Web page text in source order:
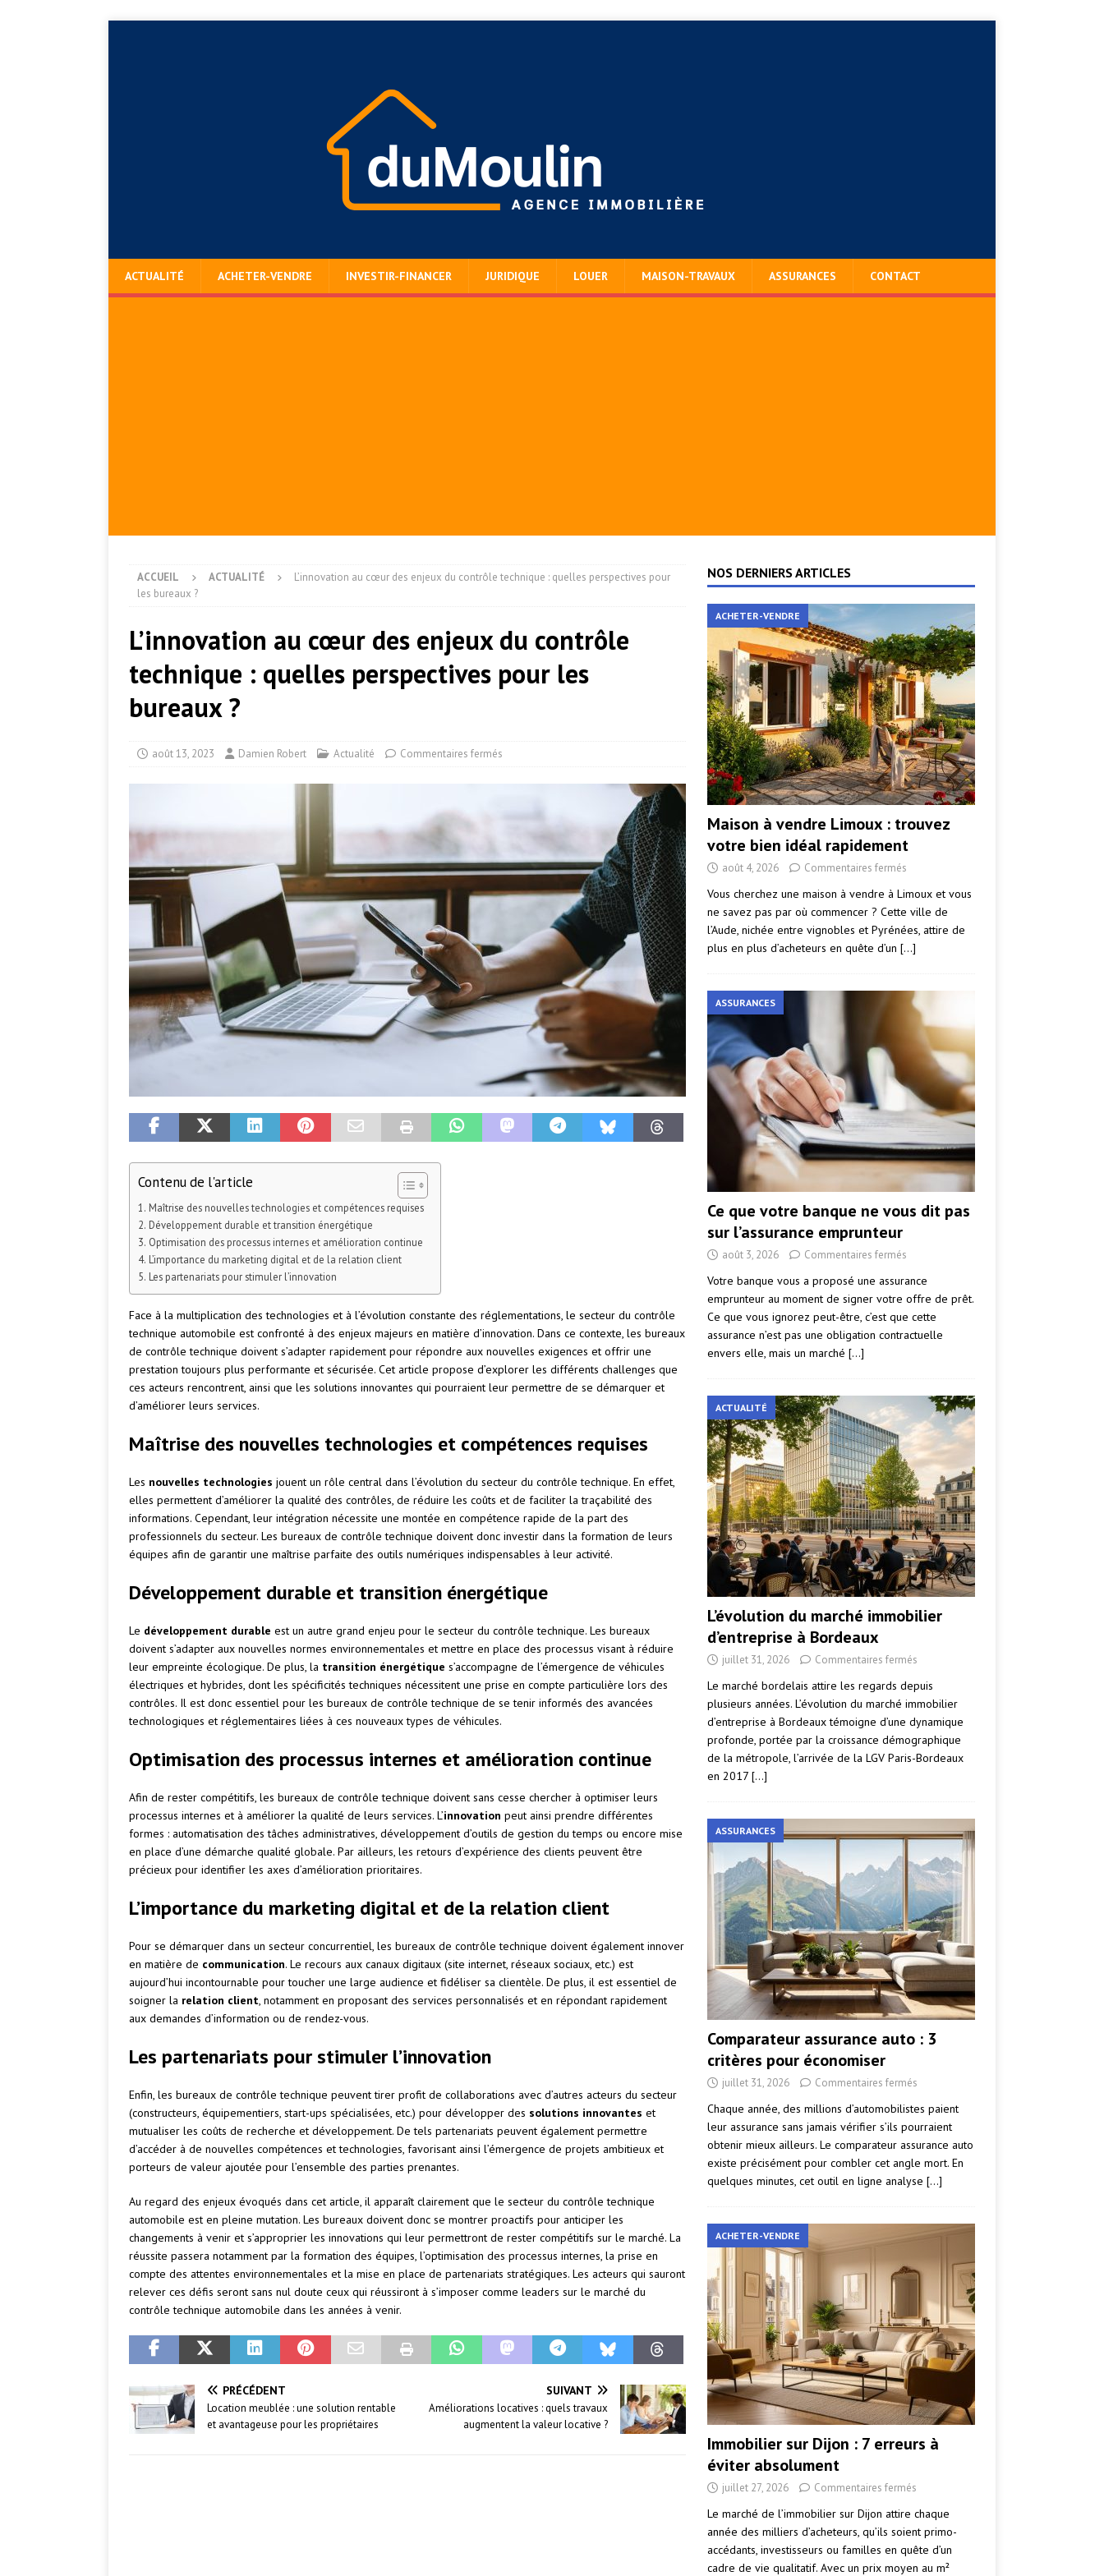
ACTUALITÉ ACHETER-VENDRE INVESTIR-FINANCER JURIDIQUE LOUER MAISON-TRAVAUX ASSURANCES CONTACT
ACCUEIL ACTUALITÉ
L’innovation au cœur des enjeux du contrôle technique : quelles perspectives pour
les bureaux ?
L’innovation au cœur des enjeux du contrôle
technique : quelles perspectives pour les
bureaux ?
août 13, 2023 Damien Robert Actualité Commentaires fermés
Contenu de l'article
Maîtrise des nouvelles technologies et compétences requises
Développement durable et transition énergétique
Optimisation des processus internes et amélioration continue
L’importance du marketing digital et de la relation client
Les partenariats pour stimuler l’innovation
Face à la multiplication des technologies et à l’évolution constante des réglementations, le secteur du contrôle
technique automobile est confronté à des enjeux majeurs en matière d’innovation. Dans ce contexte, les bureaux
de contrôle technique doivent s’adapter rapidement pour répondre aux nouvelles exigences et offrir une
prestation toujours plus performante et sécurisée. Cet article propose d’explorer les différents challenges que
ces acteurs rencontrent, ainsi que les solutions innovantes qui pourraient leur permettre de se démarquer et
d’améliorer leurs services.
Maîtrise des nouvelles technologies et compétences requises
Les nouvelles technologies jouent un rôle central dans l’évolution du secteur du contrôle technique. En effet,
elles permettent d’améliorer la qualité des contrôles, de réduire les coûts et de faciliter la traçabilité des
informations. Cependant, leur intégration nécessite une montée en compétence rapide de la part des
professionnels du secteur. Les bureaux de contrôle technique doivent donc investir dans la formation de leurs
équipes afin de garantir une maîtrise parfaite des outils numériques indispensables à leur activité.
Développement durable et transition énergétique
Le développement durable est un autre grand enjeu pour le secteur du contrôle technique. Les bureaux
doivent s’adapter aux nouvelles normes environnementales et mettre en place des processus visant à réduire
leur empreinte écologique. De plus, la transition énergétique s’accompagne de l’émergence de véhicules
électriques et hybrides, dont les spécificités techniques nécessitent une prise en compte particulière lors des
contrôles. Il est donc essentiel pour les bureaux de contrôle technique de se tenir informés des avancées
technologiques et réglementaires liées à ces nouveaux types de véhicules.
Optimisation des processus internes et amélioration continue
Afin de rester compétitifs, les bureaux de contrôle technique doivent sans cesse chercher à optimiser leurs
processus internes et à améliorer la qualité de leurs services. L’innovation peut ainsi prendre différentes
formes : automatisation des tâches administratives, développement d’outils de gestion du temps ou encore mise
en place d’une démarche qualité globale. Par ailleurs, les retours d’expérience des clients peuvent être
précieux pour identifier les axes d’amélioration prioritaires.
L’importance du marketing digital et de la relation client
Pour se démarquer dans un secteur concurrentiel, les bureaux de contrôle technique doivent également innover
en matière de communication. Le recours aux canaux digitaux (site internet, réseaux sociaux, etc.) est
aujourd’hui incontournable pour toucher une large audience et fidéliser sa clientèle. De plus, il est essentiel de
soigner la relation client, notamment en proposant des services personnalisés et en répondant rapidement
aux demandes d’information ou de rendez-vous.
Les partenariats pour stimuler l’innovation
Enfin, les bureaux de contrôle technique peuvent tirer profit de collaborations avec d’autres acteurs du secteur
(constructeurs, équipementiers, start-ups spécialisées, etc.) pour développer des solutions innovantes et
mutualiser les coûts de recherche et développement. De tels partenariats peuvent également permettre
d’accéder à de nouvelles compétences et technologies, favorisant ainsi l’émergence de projets ambitieux et
porteurs de valeur ajoutée pour l’ensemble des parties prenantes.
Au regard des enjeux évoqués dans cet article, il apparaît clairement que le secteur du contrôle technique
automobile est en pleine mutation. Les bureaux doivent donc se montrer proactifs pour anticiper les
changements à venir et s’approprier les innovations qui leur permettront de rester compétitifs sur le marché. La
réussite passera notamment par la formation des équipes, l’optimisation des processus internes, la prise en
compte des attentes environnementales et la mise en place de partenariats stratégiques. Les acteurs qui sauront
relever ces défis seront sans nul doute ceux qui réussiront à s’imposer comme leaders sur le marché du
contrôle technique automobile dans les années à venir.
PRÉCÉDENT
Location meublée : une solution rentable
et avantageuse pour les propriétaires
SUIVANT
Améliorations locatives : quels travaux
augmentent la valeur locative ?
NOS DERNIERS ARTICLES
ACHETER-VENDRE
Maison à vendre Limoux : trouvez
votre bien idéal rapidement
août 4, 2026 Commentaires fermés
Vous cherchez une maison à vendre à Limoux et vous
ne savez pas par où commencer ? Cette ville de
l’Aude, nichée entre vignobles et Pyrénées, attire de
plus en plus d’acheteurs en quête d’un […]
ASSURANCES
Ce que votre banque ne vous dit pas
sur l’assurance emprunteur
août 3, 2026 Commentaires fermés
Votre banque vous a proposé une assurance
emprunteur au moment de signer votre offre de prêt.
Ce que vous ignorez peut-être, c’est que cette
assurance n’est pas une obligation contractuelle
envers elle, mais un marché […]
ACTUALITÉ
L’évolution du marché immobilier
d’entreprise à Bordeaux
juillet 31, 2026 Commentaires fermés
Le marché bordelais attire les regards depuis
plusieurs années. L’évolution du marché immobilier
d’entreprise à Bordeaux témoigne d’une dynamique
profonde, portée par la croissance démographique
de la métropole, l’arrivée de la LGV Paris-Bordeaux
en 2017 […]
ASSURANCES
Comparateur assurance auto : 3
critères pour économiser
juillet 31, 2026 Commentaires fermés
Chaque année, des millions d’automobilistes paient
leur assurance sans jamais vérifier s’ils pourraient
obtenir mieux ailleurs. Le comparateur assurance auto
existe précisément pour combler cet angle mort. En
quelques minutes, cet outil en ligne analyse […]
ACHETER-VENDRE
Immobilier sur Dijon : 7 erreurs à
éviter absolument
juillet 27, 2026 Commentaires fermés
Le marché de l’immobilier sur Dijon attire chaque
année des milliers d’acheteurs, qu’ils soient primo-
accédants, investisseurs ou familles en quête d’un
cadre de vie qualitatif. Avec un prix moyen au m²